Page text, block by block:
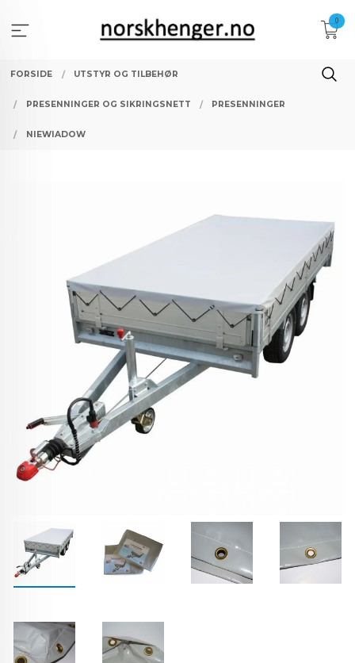
innholdet
0
FORSIDE UTSTYR OG TILBEHØR
PRESENNINGER OG SIKRINGSNETT PRESENNINGER
NIEWIADOW